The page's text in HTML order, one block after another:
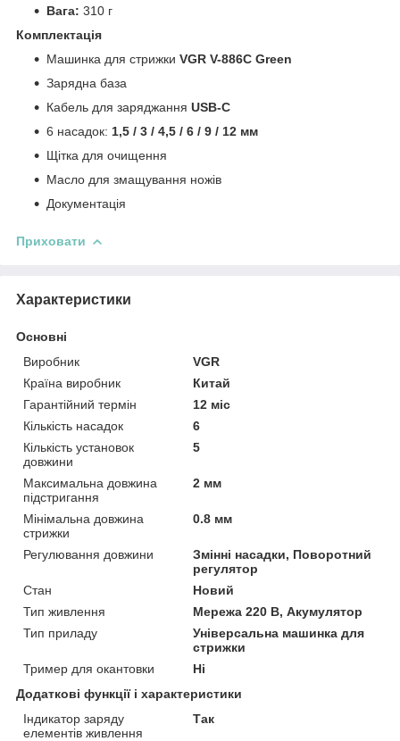
Вага: 310 г
Комплектація
Машинка для стрижки VGR V-886C Green
Зарядна база
Кабель для заряджання USB-C
6 насадок: 1,5 / 3 / 4,5 / 6 / 9 / 12 мм
Щітка для очищення
Масло для змащування ножів
Документація
Приховати
Характеристики
Основні
Виробник
VGR
Країна виробник
Китай
Гарантійний термін
12 міс
Кількість насадок
6
Кількість установок
довжини
5
Максимальна довжина
підстригання
2 мм
Мінімальна довжина
стрижки
0.8 мм
Регулювання довжини
Змінні насадки, Поворотний
регулятор
Стан
Новий
Тип живлення
Мережа 220 В, Акумулятор
Тип приладу
Універсальна машинка для
стрижки
Тример для окантовки
Ні
Додаткові функції і характеристики
Індикатор заряду
елементів живлення
Так